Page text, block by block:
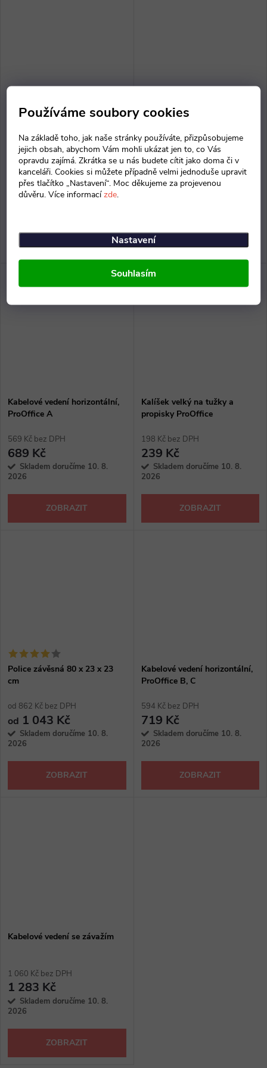
Používáme soubory cookies
Na základě toho, jak naše stránky používáte, přizpůsobujeme
jejich obsah, abychom Vám mohli ukázat jen to, co Vás
opravdu zajímá. Zkrátka se u nás budete cítit jako doma či v
kanceláři. Cookies si můžete případně velmi jednoduše upravit
přes tlačítko „Nastavení“. Moc děkujeme za projevenou
důvěru. Více informacízde.
Nastavení
Souhlasím
Držák na PC ProOffice
1 675 Kč bez DPH
2 027 Kč
Skladem doručíme 10. 8.
Zámek do skříní ProOffice
396 Kč bez DPH
479 Kč
Kabelové vedení horizontální,
ProOffice A
569 Kč bez DPH
689 Kč
Skladem doručíme 10. 8.
2026
ZOBRAZIT
Kalíšek velký na tužky a
propisky ProOffice
198 Kč bez DPH
239 Kč
Skladem doručíme 10. 8.
2026
ZOBRAZIT
Police závěsná 80 x 23 x 23
cm
od 862 Kč bez DPH
od 1 043 Kč
Skladem doručíme 10. 8.
2026
ZOBRAZIT
Kabelové vedení horizontální,
ProOffice B, C
594 Kč bez DPH
719 Kč
Skladem doručíme 10. 8.
2026
ZOBRAZIT
Kabelové vedení se závažím
1 060 Kč bez DPH
1 283 Kč
Skladem doručíme 10. 8.
2026
ZOBRAZIT